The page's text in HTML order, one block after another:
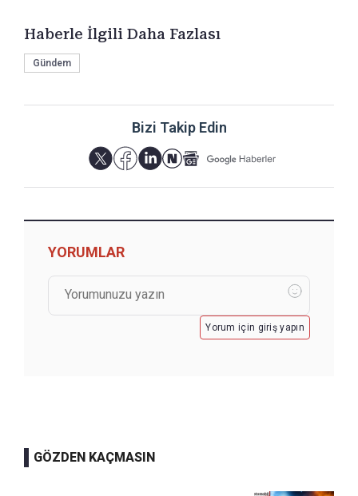
Haberle İlgili Daha Fazlası
Gündem
Bizi Takip Edin
YORUMLAR
Yorum için giriş yapın
GÖZDEN KAÇMASIN